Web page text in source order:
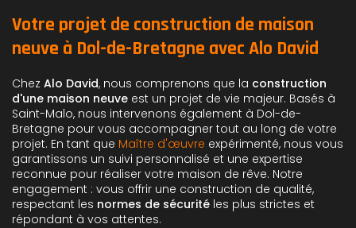
Votre projet de construction de maison
neuve à Dol-de-Bretagne avec Alo David
Chez Alo David, nous comprenons que la construction
d'une maison neuve est un projet de vie majeur. Basés à
Saint-Malo, nous intervenons également à Dol-de-
Bretagne pour vous accompagner tout au long de votre
projet. En tant que Maître d'œuvre expérimenté, nous vous
garantissons un suivi personnalisé et une expertise
reconnue pour réaliser votre maison de rêve. Notre
engagement : vous offrir une construction de qualité,
respectant les normes de sécurité les plus strictes et
répondant à vos attentes.